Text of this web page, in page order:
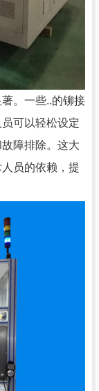
。一些..的铆接
可以轻松设定
障排除。这大
员的依赖，提